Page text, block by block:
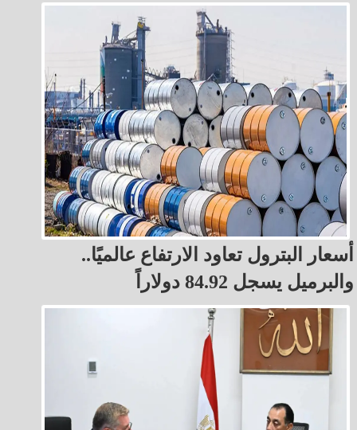
أسعار البترول تعاود الارتفاع عالميًا..
والبرميل يسجل 84.92 دولاراً